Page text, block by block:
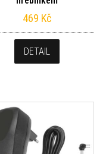
469 Kč
DETAIL